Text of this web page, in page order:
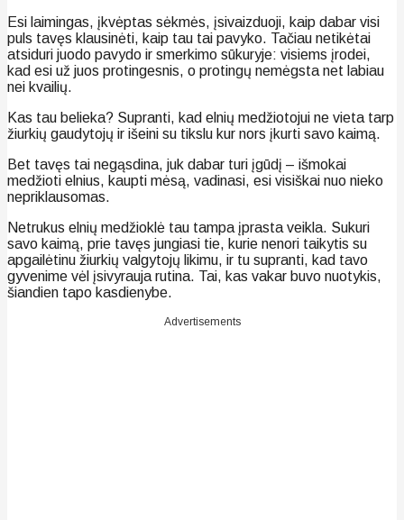
Esi laimingas, įkvėptas sėkmės, įsivaizduoji, kaip dabar visi
puls tavęs klausinėti, kaip tau tai pavyko. Tačiau netikėtai
atsiduri juodo pavydo ir smerkimo sūkuryje: visiems įrodei,
kad esi už juos protingesnis, o protingų nemėgsta net labiau
nei kvailių.
Kas tau belieka? Supranti, kad elnių medžiotojui ne vieta tarp
žiurkių gaudytojų ir išeini su tikslu kur nors įkurti savo kaimą.
Bet tavęs tai negąsdina, juk dabar turi įgūdį – išmokai
medžioti elnius, kaupti mėsą, vadinasi, esi visiškai nuo nieko
nepriklausomas.
Netrukus elnių medžioklė tau tampa įprasta veikla. Sukuri
savo kaimą, prie tavęs jungiasi tie, kurie nenori taikytis su
apgailėtinu žiurkių valgytojų likimu, ir tu supranti, kad tavo
gyvenime vėl įsivyrauja rutina. Tai, kas vakar buvo nuotykis,
šiandien tapo kasdienybe.
Advertisements